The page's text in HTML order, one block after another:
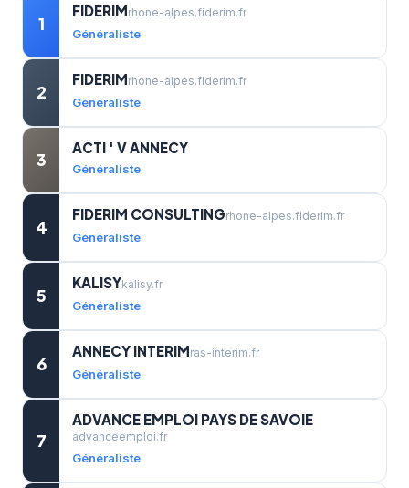
1
FIDERIMrhone-alpes.fiderim.fr
Généraliste
2
FIDERIMrhone-alpes.fiderim.fr
Généraliste
3
ACTI ' V ANNECY
Généraliste
4
FIDERIM CONSULTINGrhone-alpes.fiderim.fr
Généraliste
5
KALISYkalisy.fr
Généraliste
6
ANNECY INTERIMras-interim.fr
Généraliste
7
ADVANCE EMPLOI PAYS DE SAVOIE
advanceemploi.fr
Généraliste